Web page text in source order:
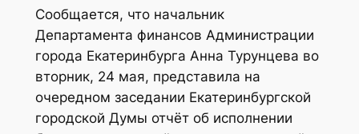
Сообщается, что начальник
Департамента финансов Администрации
города Екатеринбурга Анна Турунцева во
вторник, 24 мая, представила на
очередном заседании Екатеринбургской
городской Думы отчёт об исполнении